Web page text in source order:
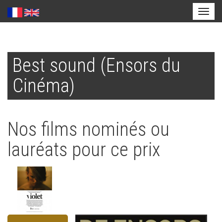
contenu
principal
Best sound (Ensors du
Cinéma)
Nos films nominés ou
lauréats pour ce prix